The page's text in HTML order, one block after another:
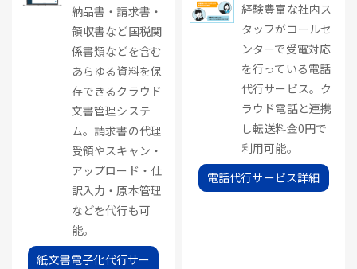
納品書・請求書・
領収書など国税関
係書類などを含む
あらゆる資料を保
存できるクラウド
文書管理システ
ム。請求書の代理
受領やスキャン・
アップロード・仕
訳入力・原本管理
などを代行も可
能。
紙文書電子化代行サー
経験豊富な社内ス
タッフがコールセ
ンターで受電対応
を行っている電話
代行サービス。ク
ラウド電話と連携
し転送料金0円で
利用可能。
電話代行サービス詳細